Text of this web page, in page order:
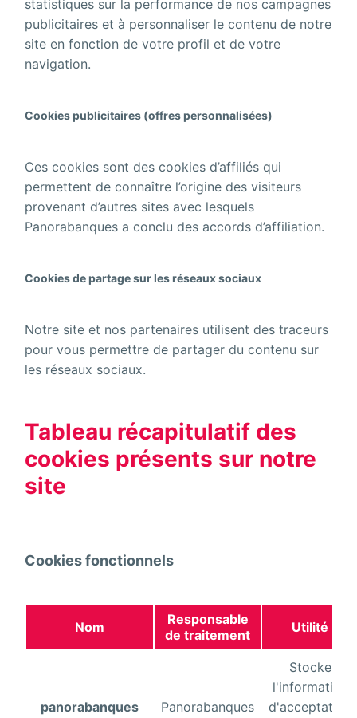
statistiques sur la performance de nos campagnes
publicitaires et à personnaliser le contenu de notre
site en fonction de votre profil et de votre
navigation.
Cookies publicitaires (offres personnalisées)
Ces cookies sont des cookies d’affiliés qui
permettent de connaître l’origine des visiteurs
provenant d’autres sites avec lesquels
Panorabanques a conclu des accords d’affiliation.
Cookies de partage sur les réseaux sociaux
Notre site et nos partenaires utilisent des traceurs
pour vous permettre de partager du contenu sur
les réseaux sociaux.
Tableau récapitulatif des
cookies présents sur notre
site
Cookies fonctionnels
Nom
Responsable
de traitement
Utilité
panorabanques Panorabanques
Stocke
l'information
d'acceptation